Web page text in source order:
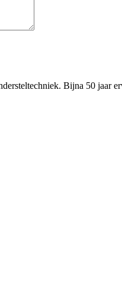
Bijna 50 jaar